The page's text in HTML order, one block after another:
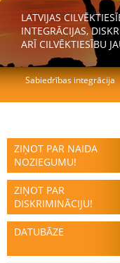
ZIŅOT PAR NAIDA
NOZIEGUMU!
ZIŅOT PAR
DISKRIMINĀCIJU!
DATUBĀZE
LATVIJAS
INTEGRĀCIJAS,
ARĪ CILVĒKTIESĪBU
Sabiedrības integrācija